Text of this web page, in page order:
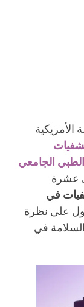
الطبي الجامعي
عشرة
في
على نظرة
في